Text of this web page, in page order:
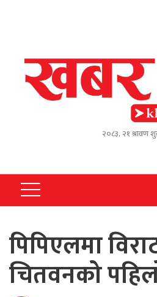
२०८३, २१ श्रावण
पिपिएलमा
चितवनको